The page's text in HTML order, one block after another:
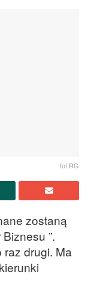
fot:RG
zostaną
”.
raz drugi. Ma